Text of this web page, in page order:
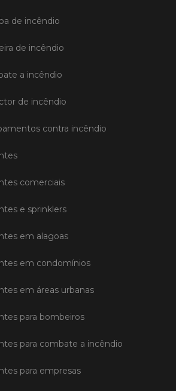
de incêndio
de incêndio
a incêndio
de incêndio
contra incêndio
comerciais
e sprinklers
em alagoas
em condomínios
em áreas urbanas
para bombeiros
para combate a incêndio
para empresas